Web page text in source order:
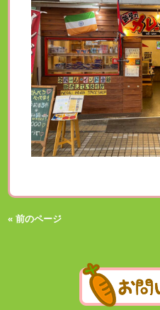
« 前のページ